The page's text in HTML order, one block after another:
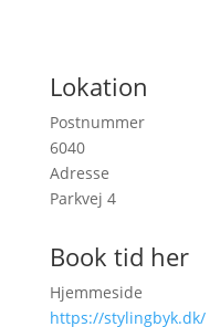
Lokation
Postnummer
6040
Adresse
Parkvej 4
Book tid her
Hjemmeside
https://stylingbyk.dk/